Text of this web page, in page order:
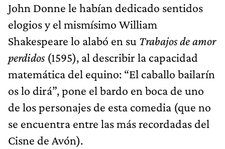
John Donne le habían dedicado sentidos
elogios y el mismísimo William
Shakespeare lo alabó en su Trabajos de amor
perdidos(1595), al describir la capacidad
matemática del equino: “El caballo bailarín
os lo dirá”, pone el bardo en boca de uno
de los personajes de esta comedia (que no
se encuentra entre las más recordadas del
Cisne de Avón).